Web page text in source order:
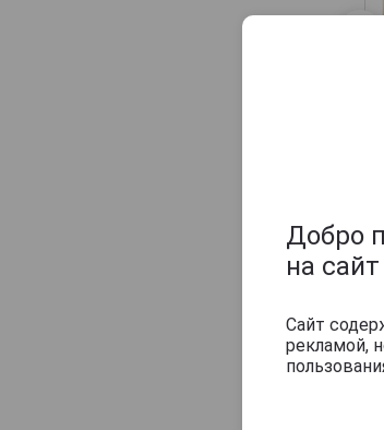
Добро
на
Сайт
рекламой,